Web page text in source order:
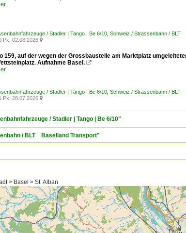
/ Stadler | Tango | Be 6/10 Schweiz / Strassenbahn / BLT
Px, 02.08.2026 
159, auf der wegen der Grossbaustelle am Marktplatz
Aufnahme Basel. 
/ Stadler | Tango | Be 6/10 Schweiz / Strassenbahn / BLT
Px, 28.07.2026 
/ Stadler | Tango | Be 6/10"
/ BLT Baselland Transport"
> Basel > St. Alban